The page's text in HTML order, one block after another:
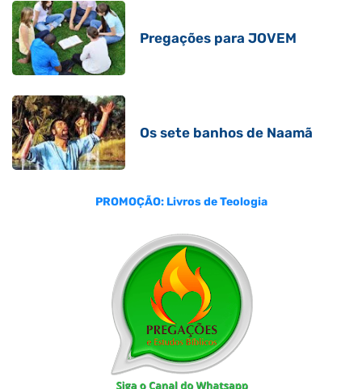
Pregações para JOVEM
Os sete banhos de Naamã
PROMOÇÃO: Livros de Teologia